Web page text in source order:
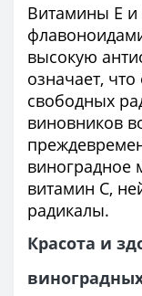
Витамины Е и
высокую
означает,
свободных
виновников
виноградное
витамин С,
радикалы.
Красота и